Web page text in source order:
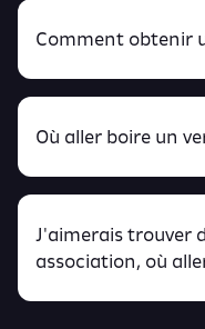
Comment obtenir
Retrouve toutes
Où aller boire un
retrouver ici
J'aimerais trouver
association, où